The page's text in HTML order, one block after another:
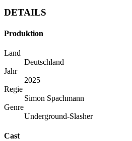
DETAILS
Produktion
Land
Deutschland
Jahr
2025
Regie
Simon Spachmann
Genre
Underground-Slasher
Cast